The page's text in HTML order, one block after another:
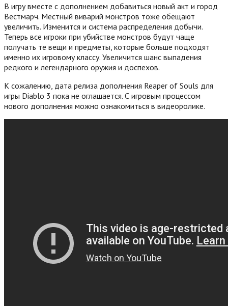
В игру вместе с дополнением добавиться новый акт и город
Вестмарч. Местный виварий монстров тоже обещают
увеличить. Изменится и система распределения добычи.
Теперь все игроки при убийстве монстров будут чаще
получать те вещи и предметы, которые больше подходят
именно их игровому классу. Увеличится шанс выпадения
редкого и легендарного оружия и доспехов.
К сожалению, дата релиза дополнения Reaper of Souls для
игры Diablo 3 пока не оглашается. С игровым процессом
нового дополнения можно ознакомиться в видеоролике.